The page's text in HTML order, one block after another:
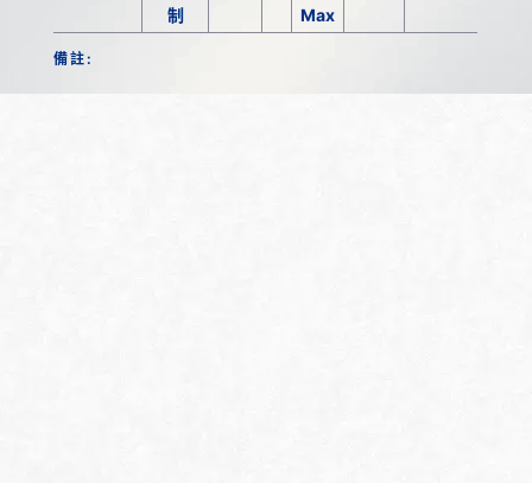
制
Max
備註: